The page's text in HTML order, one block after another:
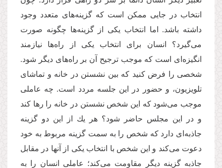
انتخاب در جایی ممكن است كه گزینه‌های متعدد وجود
داشته باشد. اما انتخاب یكی از گزینه‌ها چگونه صورت
می‌گیرد؟ انسان برای انتخاب یكی از راه‌ها نیازمند
انگیزه‌ای است كه موجب ترجیح آن بر راه‌های دیگر شود.
شخصی را فرض كنید كه بین نشستن در خانه و تماشای
تلویزیون، و حضور در این جلسه مردد است. چه عاملی
موجب می‌شود که این شخص نشستن در خانه را رها كند
و در این مجلس حاضر شود؟ هر یك از این دو گزینه
جاذبه‌ای دارد كه شخص را به سمت گزینه مربوط به خود
دعوت می‌کند و این شخص با انتخاب یكی از آنها در مقابل
جاذبه گزینه دیگر مقاومت می‌کند؛ عاملی انسان را به